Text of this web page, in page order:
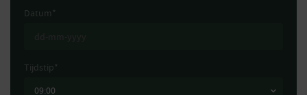
Datum *
Tijdstip*